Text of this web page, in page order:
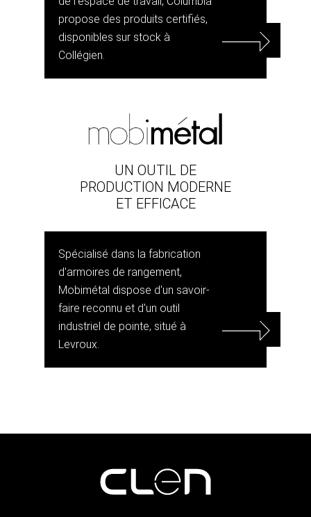
propose des produits certifiés,
disponibles sur stock à
Collégien.
UN OUTIL DE
PRODUCTION MODERNE
ET EFFICACE
Spécialisé dans la fabrication
d'armoires de rangement,
Mobimétal dispose d'un savoir-
faire reconnu et d'un outil
industriel de pointe, situé à
Levroux.